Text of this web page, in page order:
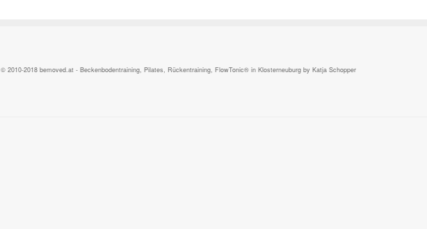
© 2010-2018 bemoved.at - Beckenbodentraining, Pilates, Rückentraining, FlowTonic® in Klosterneuburg by Katja Schopper